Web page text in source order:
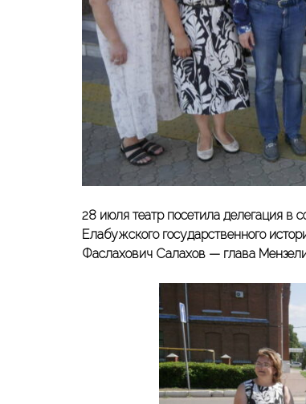
28 июля театр посетила делегация в
Елабужского государственного
Фаслахович Салахов — глава